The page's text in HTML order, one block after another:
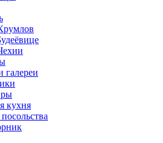
галереи
кухня